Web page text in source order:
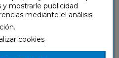
mostrarle publicidad
mediante el análisis
cookies